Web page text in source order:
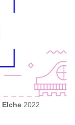
Elche 2022